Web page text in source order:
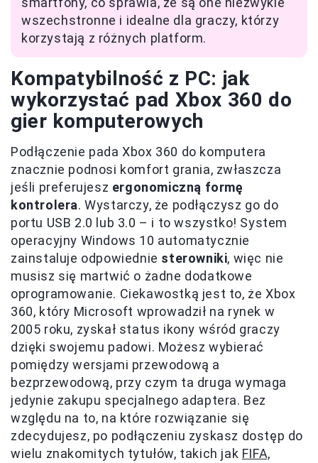
wszechstronne i idealne dla graczy, którzy
korzystają z różnych platform.
Kompatybilność z PC: jak
wykorzystać pad Xbox 360 do
gier komputerowych
Podłączenie pada Xbox 360 do komputera
znacznie podnosi komfort grania, zwłaszcza
jeśli preferujesz ergonomiczną formę
kontrolera. Wystarczy, że podłączysz go do
portu USB 2.0 lub 3.0 – i to wszystko! System
operacyjny Windows 10 automatycznie
zainstaluje odpowiednie sterowniki, więc nie
musisz się martwić o żadne dodatkowe
oprogramowanie. Ciekawostką jest to, że Xbox
360, który Microsoft wprowadził na rynek w
2005 roku, zyskał status ikony wśród graczy
dzięki swojemu padowi. Możesz wybierać
pomiędzy wersjami przewodową a
bezprzewodową, przy czym ta druga wymaga
jedynie zakupu specjalnego adaptera. Bez
względu na to, na które rozwiązanie się
zdecydujesz, po podłączeniu zyskasz dostęp do
wielu znakomitych tytułów, takich jak FIFA,